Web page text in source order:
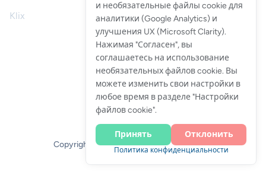
и необязательные файлы cookie для
аналитики (Google Analytics) и
улучшения UX (Microsoft Clarity).
Нажимая "Согласен", вы
соглашаетесь на использование
необязательных файлов cookie. Вы
можете изменить свои настройки в
любое время в разделе "Настройки
файлов cookie".
Принять Отклонить
Политика конфиденциальности
Klix
Оставить отзыв
Copyright 2026 © Все права защищены.